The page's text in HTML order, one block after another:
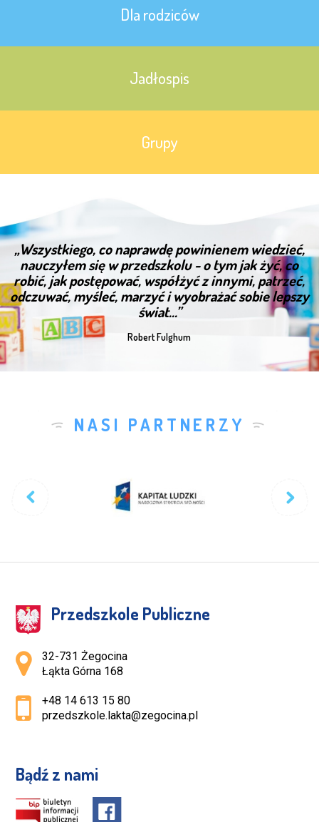
Dla rodziców
Jadłospis
Grupy
„Wszystkiego, co naprawdę powinienem wiedzieć,
nauczyłem się w przedszkolu - o tym jak żyć, co
robić, jak postępować, współżyć z innymi, patrzeć,
odczuwać, myśleć, marzyć i wyobrażać sobie lepszy
świat...”
Robert Fulghum
NASI PARTNERZY
Przedszkole Publiczne
Adres pocztowy:
32-731 Żegocina
Łąkta Górna 168
+48 14 613 15 80
przedszkole.lakta@zegocina.pl
Bądź z nami